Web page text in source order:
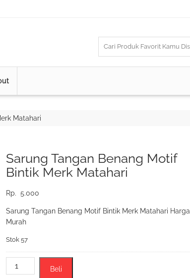
Matahari
Sarung Tangan Benang Motif
Bintik Merk Matahari
Rp. 5.000
Sarung Tangan Benang Motif Bintik Merk Matahari Harga
Murah
Stok 57
Kuantitas
Sarung
Beli